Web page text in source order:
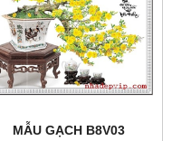
MẪU GẠCH B8V03